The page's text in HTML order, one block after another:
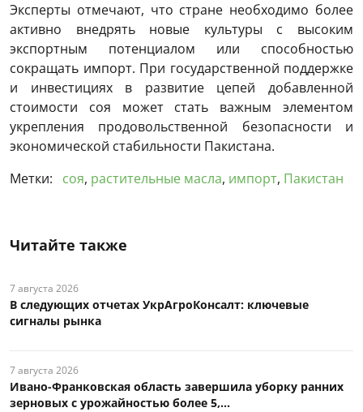
Эксперты отмечают, что стране необходимо более
активно внедрять новые культуры с высоким
экспортным потенциалом или способностью
сокращать импорт. При государственной поддержке
и инвестициях в развитие цепей добавленной
стоимости соя может стать важным элементом
укрепления продовольственной безопасности и
экономической стабильности Пакистана.
Метки:
соя, растительные масла, импорт, Пакистан
Читайте также
7 августа 2026
В следующих отчетах УкрАгроКонсалт: ключевые
сигналы рынка
7 августа 2026
Ивано-Франковская область завершила уборку ранних
зерновых с урожайностью более 5,...